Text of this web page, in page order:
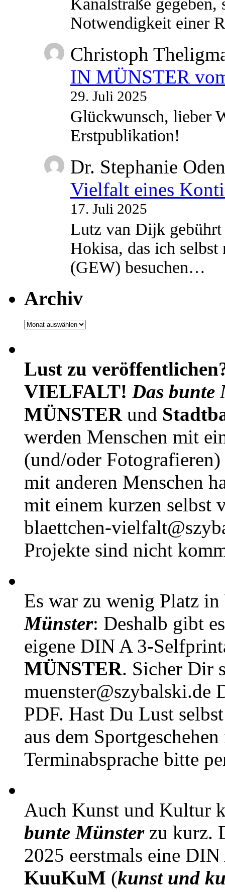
Kanalstraße
Notwendigkeit einer
Christoph
IN MÜNSTER
29. Juli 2025
Glückwunsch, lieber
Erstpublikation!
Dr. Stephanie
Vielfalt eines
17. Juli 2025
Lutz van Dijk
Hokisa, das ich
(GEW) besuchen…
Archiv
Archiv
Lust zu
VIELFALT! Das bunte
MÜNSTERund
werden Menschen mit
(und/oder
mit anderen Menschen
mit einem kurzen selbst
blaettchen-
Projekte sind nicht
Es war zu wenig Platz in
Münster: Deshalb gibt
eigene DIN A 3-
MÜNSTER. Sicher Dir
muenster@szybalski.de
PDF. Hast Du Lust
aus dem
Terminabsprache bitte
Auch Kunst und Kultur
bunte Münsterzu kurz.
2025 eerstmals eine
KuuKuM (kunst und